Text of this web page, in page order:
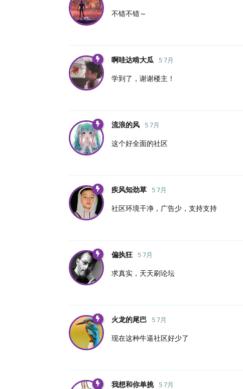
不错不错～
啊哇达啃大瓜 5 7月
学到了，谢谢楼主！
流浪的风 5 7月
这个好全面的社区
疾风知劲草 5 7月
社区环境干净，广告少，支持支持
偏执狂 5 7月
求真实，天天刷论坛
火龙的尾巴 5 7月
现在这种牛逼社区好少了
我想和你单挑 5 7月